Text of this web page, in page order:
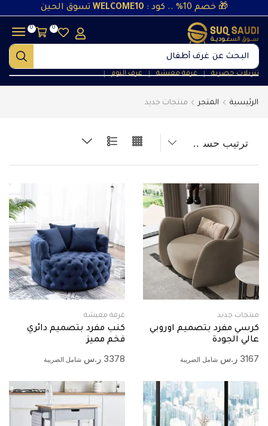
🎁 خصم 10% .. كود : WELCOME10 تسوق الحين
البحث عن غرف نوم
تنزيلات حصرية ❘ غرفة معيشة ❘ غرف النوم ❘
0
0
الرئيسية المتجر منتجات جديد
منتجات جديد
كرسي مفرد بتصميم اوروبي
عالي الجودة
3167 ر.س شامل الضريبة
غرفة معيشة
كنب مفرد بتصميم دائري
فخم مميز
3378 ر.س شامل الضريبة